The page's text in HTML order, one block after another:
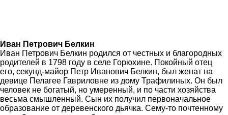
Иван Петрович Белкин
Иван Петрович Белкин родился от честных и благородных
родителей в 1798 году в селе Горюхине. Покойный отец
его, секунд-майор Петр Иванович Белкин, был женат на
девице Пелагее Гавриловне из дому Трафилиных. Он был
человек не богатый, но умеренный, и по части хозяйства
весьма смышленный. Сын их получил первоначальное
образование от деревенского дьячка. Сему-то почтенному